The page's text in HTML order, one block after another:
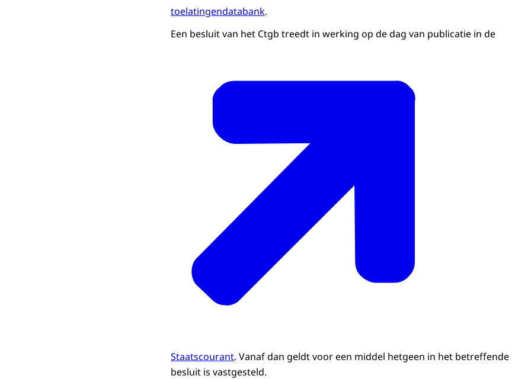
toelatingendatabank.
Een besluit van het Ctgb treedt in werking op de dag van publicatie in de
Staatscourant. Vanaf dan geldt voor een middel hetgeen in het betreffende
besluit is vastgesteld.